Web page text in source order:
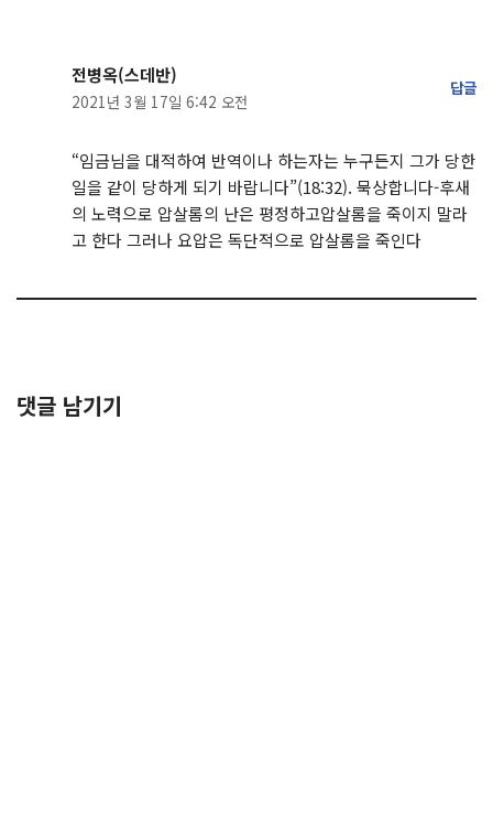
전병옥(스데반)
2021년 3월 17일 6:42 오전
답글
“임금님을 대적하여 반역이나 하는자는 누구든지 그가 당한
일을 같이 당하게 되기 바랍니다”(18:32). 묵상합니다-후새
의 노력으로 압살롬의 난은 평정하고압살롬을 죽이지 말라
고 한다 그러나 요압은 독단적으로 압살롬을 죽인다
댓글 남기기